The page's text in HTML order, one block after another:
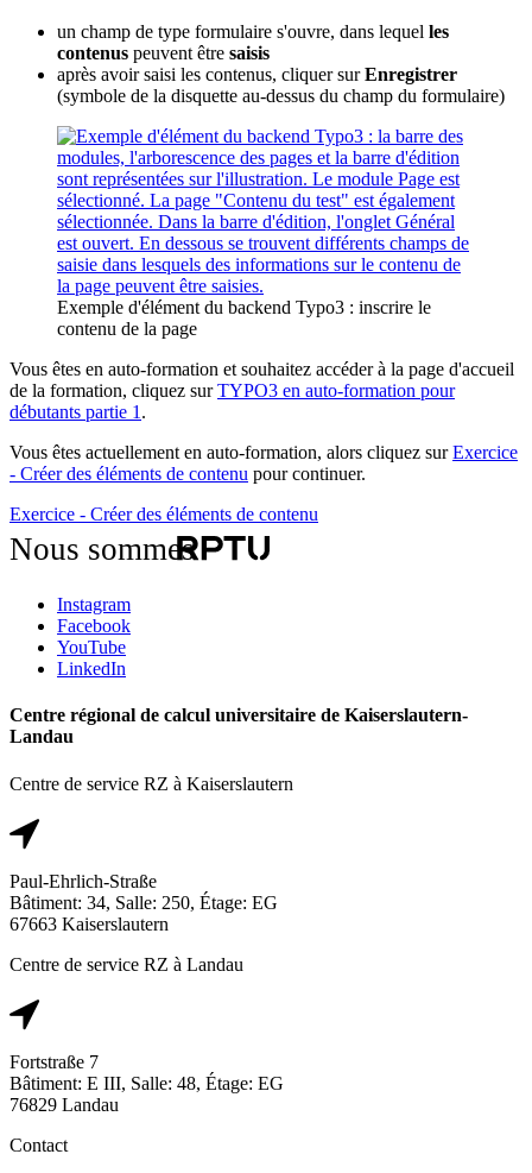
un champ de type formulaire s'ouvre, dans lequel les
contenus peuvent être saisis
après avoir saisi les contenus, cliquer surEnregistrer
(symbole de la disquette au-dessus du champ du formulaire)
Exemple d'élément du backend Typo3 : inscrire le
contenu de la page
Vous êtes en auto-formation et souhaitez accéder à la page d'accueil
de la formation, cliquez surTYPO3 en auto-formation pour
débutants partie 1 .
Vous êtes actuellement en auto-formation, alors cliquez surExercice
- Créer des éléments de contenu pour continuer.
Exercice - Créer des éléments de contenu
Nous sommes
Instagram
Facebook
YouTube
LinkedIn
Centre régional de calcul universitaire de Kaiserslautern-
Landau
Centre de service RZ à Kaiserslautern
Paul-Ehrlich-Straße
Bâtiment: 34, Salle: 250, Étage: EG
67663 Kaiserslautern
Centre de service RZ à Landau
Fortstraße 7
Bâtiment: E III, Salle: 48, Étage: EG
76829 Landau
Contact